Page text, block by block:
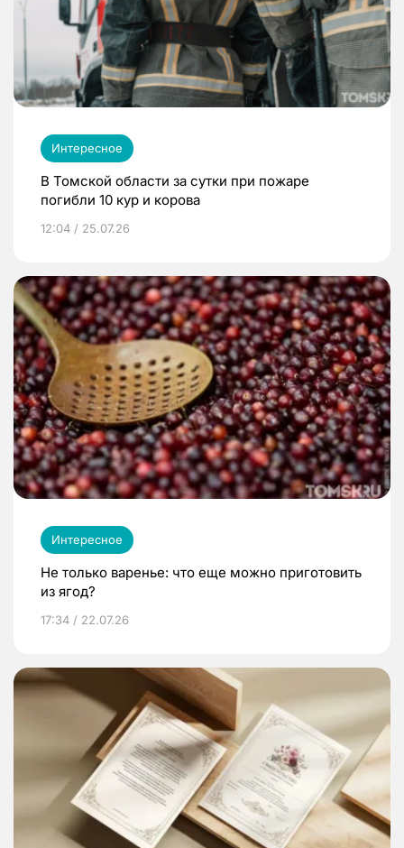
Интересное
В Томской области за сутки при пожаре
погибли 10 кур и корова
12:04 / 25.07.26
Интересное
Не только варенье: что еще можно приготовить
из ягод?
17:34 / 22.07.26